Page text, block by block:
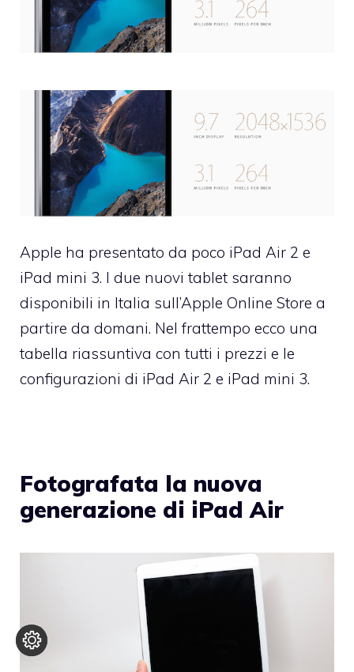
Apple ha presentato da poco iPad Air 2 e
iPad mini 3. I due nuovi tablet saranno
disponibili in Italia sull’Apple Online Store a
partire da domani. Nel frattempo ecco una
tabella riassuntiva con tutti i prezzi e le
configurazioni di iPad Air 2 e iPad mini 3.
Fotografata la nuova
generazione di iPad Air